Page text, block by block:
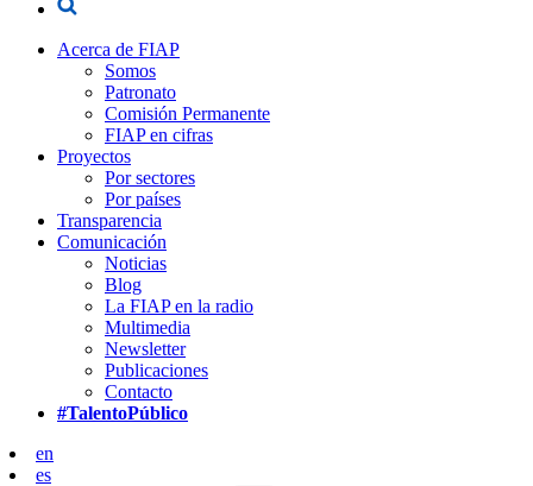
Acerca de FIAP
Somos
Patronato
Comisión Permanente
FIAP en cifras
Proyectos
Por sectores
Por países
Transparencia
Comunicación
Noticias
Blog
La FIAP en la radio
Multimedia
Newsletter
Publicaciones
Contacto
#TalentoPúblico
en
es